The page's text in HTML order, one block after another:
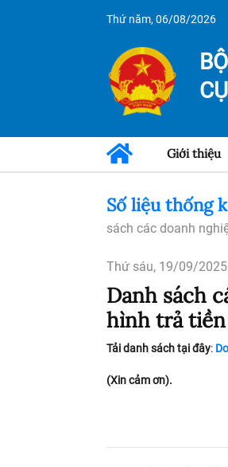
Thứ năm, 06/08/2026
Giới thiệu
Số liệu thống
sách các doanh
Thứ sáu, 19/09/2025
Danh sách
hình trả
Tải danh sách tại đây:
(Xin cảm ơn).